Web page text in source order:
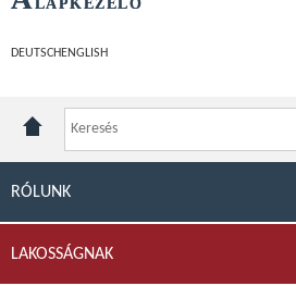
LAPKEZELŐ
DEUTSCH ENGLISH
RÓLUNK
LAKOSSÁGNAK